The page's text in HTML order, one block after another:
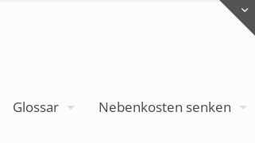
Glossar Nebenkosten senken